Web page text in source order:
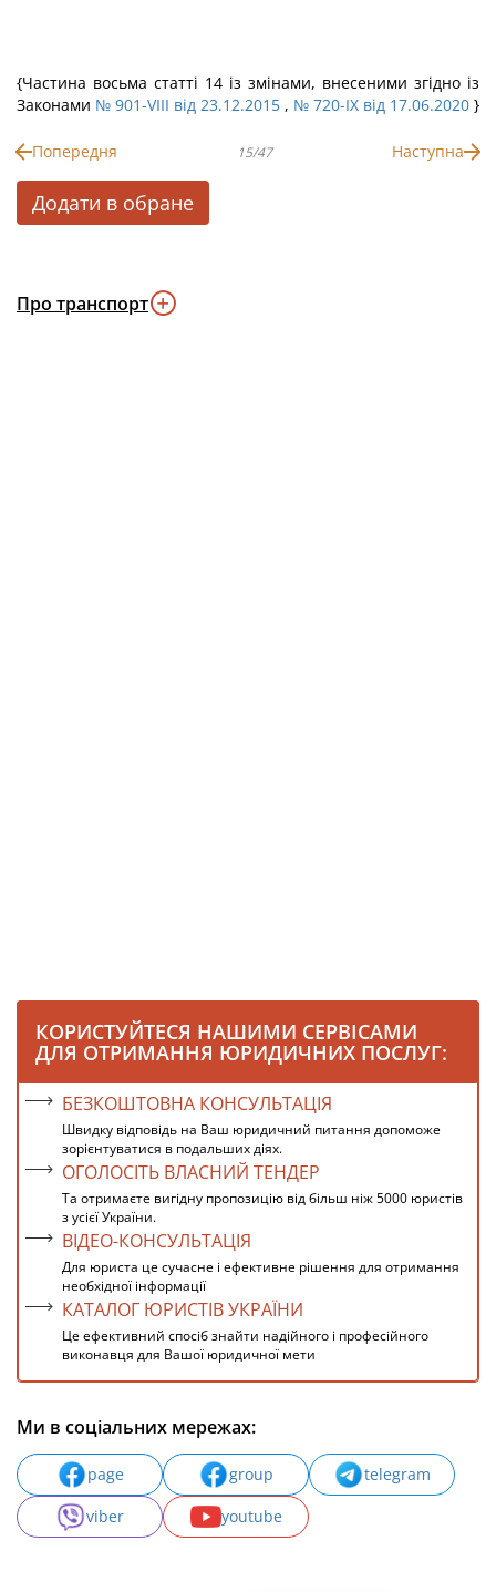
{Частина восьма статті 14 із змінами, внесеними згідно із
Законами № 901-VIII від 23.12.2015 , № 720-IX від 17.06.2020 }
Попередня 15/47 Наступна
Додати в обране
Про транспорт
КОРИСТУЙТЕСЯ НАШИМИ СЕРВІСАМИ
ДЛЯ ОТРИМАННЯ ЮРИДИЧНИХ ПОСЛУГ:
БЕЗКОШТОВНА КОНСУЛЬТАЦІЯ
Швидку відповідь на Ваш юридичний питання допоможе
зорієнтуватися в подальших діях.
ОГОЛОСІТЬ ВЛАСНИЙ ТЕНДЕР
Та отримаєте вигідну пропозицію від більш ніж 5000 юристів
з усієї України.
ВІДЕО-КОНСУЛЬТАЦІЯ
Для юриста це сучасне і ефективне рішення для отримання
необхідної інформації
КАТАЛОГ ЮРИСТІВ УКРАЇНИ
Це ефективний спосіб знайти надійного і професійного
виконавця для Вашої юридичної мети
Ми в соціальних мережах:
page group
telegram
viber
youtube